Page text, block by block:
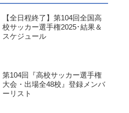
【全日程終了】第104回全国高
校サッカー選手権2025･結果＆
スケジュール
第104回『高校サッカー選手権
大会・出場全48校』登録メンバ
ーリスト